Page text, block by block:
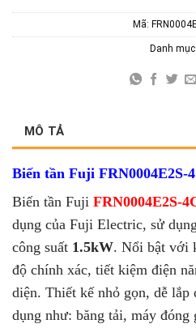
Mã:
Danh
MÔ TẢ
Biến tần Fuji FRN0004E2S-
Biến tần Fuji FRN0004E2S-
dụng của Fuji Electric, sử
công suất 1.5kW. Nổi bật với
độ chính xác, tiết kiệm điện
diện. Thiết kế nhỏ gọn, dễ lắp
dụng như: băng tải, máy